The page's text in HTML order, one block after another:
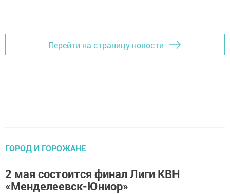
Перейти на страницу новости
ГОРОД И ГОРОЖАНЕ
2 мая состоится финал Лиги КВН
«Менделеевск-Юниор»